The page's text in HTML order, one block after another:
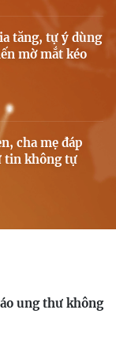
tăng, tự ý dùng
mờ mắt kéo
cha mẹ đáp
tin không tự
ung thư không